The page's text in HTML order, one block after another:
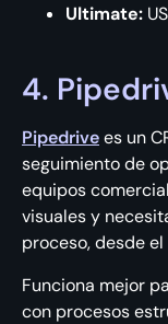
Ultimate:
4.
Pipedrivees un
seguimiento de
equipos
visuales y
proceso, desde
Funciona mejor
con procesos